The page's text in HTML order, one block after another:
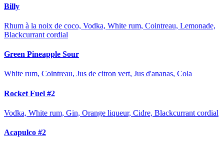
Billy
Rhum à la noix de coco, Vodka, White rum, Cointreau, Lemonade,
Blackcurrant cordial
Green Pineapple Sour
White rum, Cointreau, Jus de citron vert, Jus d'ananas, Cola
Rocket Fuel #2
Vodka, White rum, Gin, Orange liqueur, Cidre, Blackcurrant cordial
Acapulco #2